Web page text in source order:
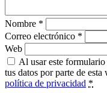
Nombre *
Correo electrónico *
Web
Al usar este
tus datos por parte de
política de privacidad *